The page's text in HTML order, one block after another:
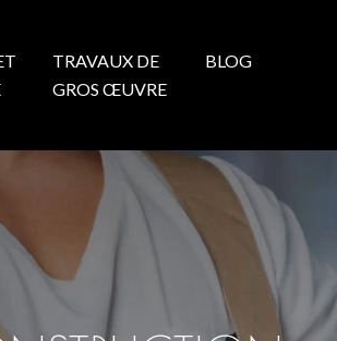
TRAVAUX DE
GROS ŒUVRE
BLOG